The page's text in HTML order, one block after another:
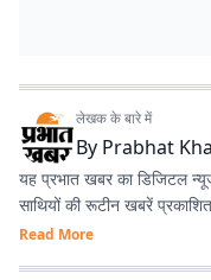
लेखक के बारे में
By Prabhat
यह प्रभात खबर का डिजिटल
साथियों की रूटीन खबरें
Read More